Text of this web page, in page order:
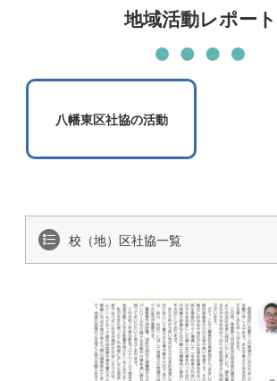
地域活動レポート
八幡東区社協の活動
校（地）区社協一覧